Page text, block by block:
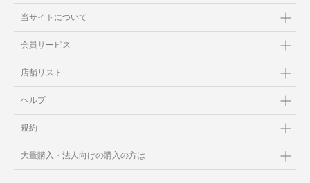
当サイトについて
会員サービス
店舗リスト
ヘルプ
規約
大量購入・法人向けの購入の方は